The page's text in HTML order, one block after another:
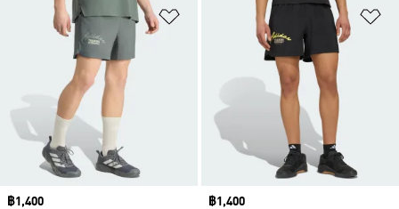
เพิ่มไปยังรายการสินค้าโปรด
Price
฿1,400
Price
฿1,400